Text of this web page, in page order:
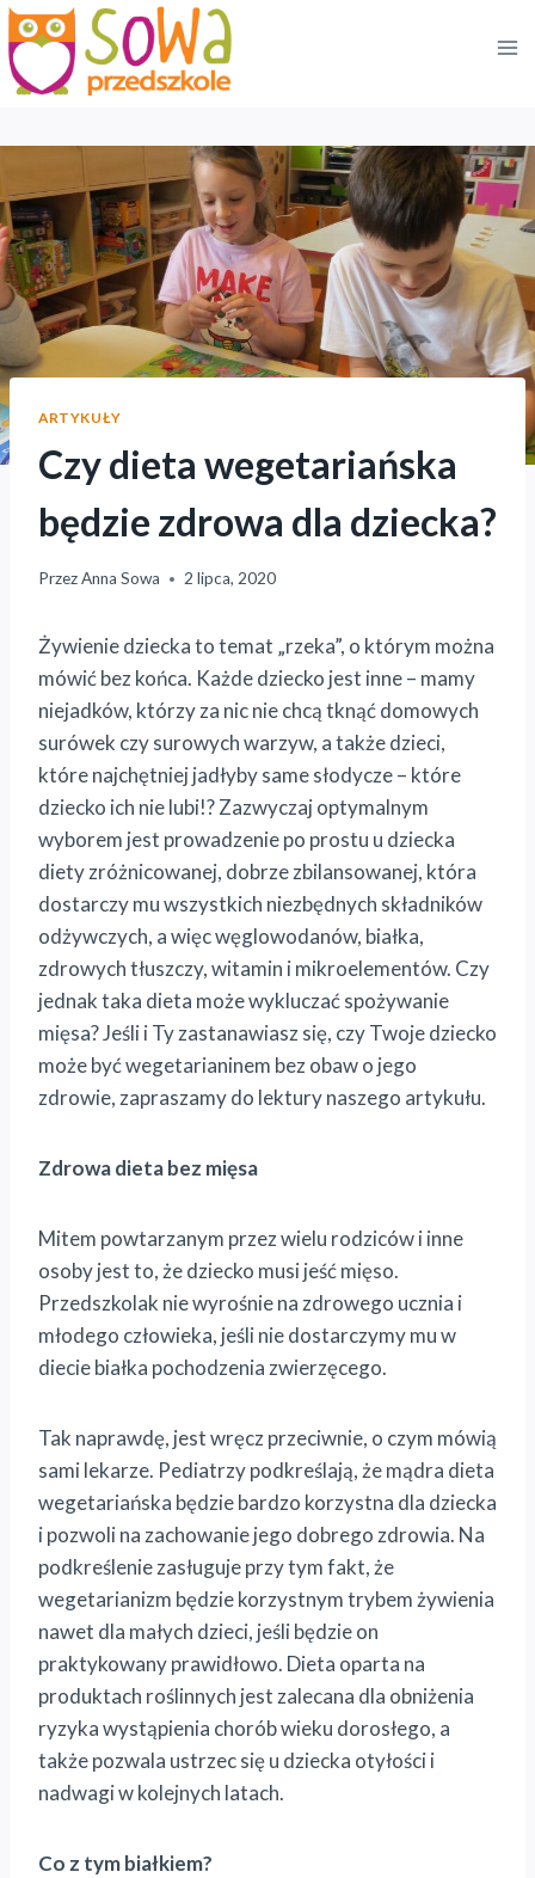
Przejdź
do
treści
ARTYKUŁY
Czy dieta wegetariańska
będzie zdrowa dla dziecka?
PrzezAnna Sowa 2 lipca, 2020
Żywienie dziecka to temat „rzeka”, o którym można
mówić bez końca. Każde dziecko jest inne – mamy
niejadków, którzy za nic nie chcą tknąć domowych
surówek czy surowych warzyw, a także dzieci,
które najchętniej jadłyby same słodycze – które
dziecko ich nie lubi!? Zazwyczaj optymalnym
wyborem jest prowadzenie po prostu u dziecka
diety zróżnicowanej, dobrze zbilansowanej, która
dostarczy mu wszystkich niezbędnych składników
odżywczych, a więc węglowodanów, białka,
zdrowych tłuszczy, witamin i mikroelementów. Czy
jednak taka dieta może wykluczać spożywanie
mięsa? Jeśli i Ty zastanawiasz się, czy Twoje dziecko
może być wegetarianinem bez obaw o jego
zdrowie, zapraszamy do lektury naszego artykułu.
Zdrowa dieta bez mięsa
Mitem powtarzanym przez wielu rodziców i inne
osoby jest to, że dziecko musi jeść mięso.
Przedszkolak nie wyrośnie na zdrowego ucznia i
młodego człowieka, jeśli nie dostarczymy mu w
diecie białka pochodzenia zwierzęcego.
Tak naprawdę, jest wręcz przeciwnie, o czym mówią
sami lekarze. Pediatrzy podkreślają, że mądra dieta
wegetariańska będzie bardzo korzystna dla dziecka
i pozwoli na zachowanie jego dobrego zdrowia. Na
podkreślenie zasługuje przy tym fakt, że
wegetarianizm będzie korzystnym trybem żywienia
nawet dla małych dzieci, jeśli będzie on
praktykowany prawidłowo. Dieta oparta na
produktach roślinnych jest zalecana dla obniżenia
ryzyka wystąpienia chorób wieku dorosłego, a
także pozwala ustrzec się u dziecka otyłości i
nadwagi w kolejnych latach.
Co z tym białkiem?